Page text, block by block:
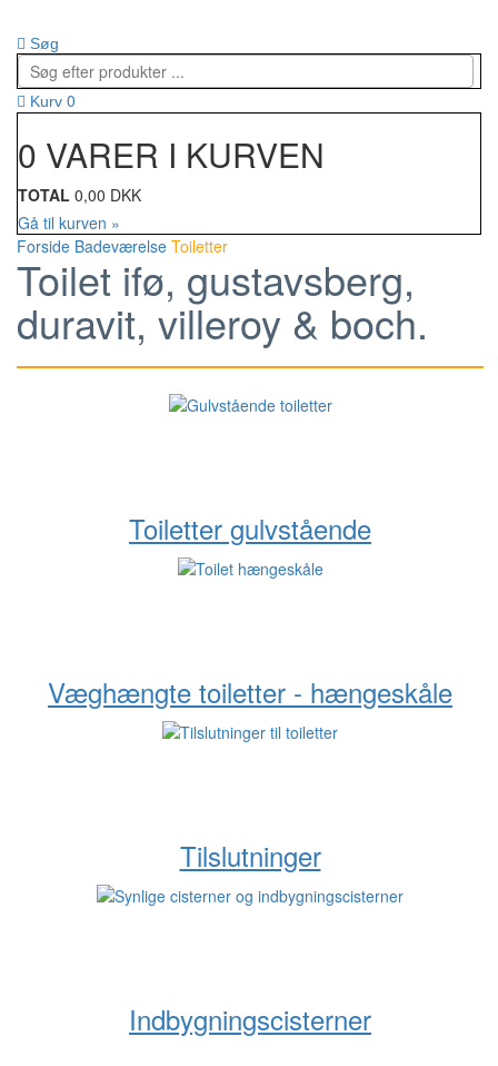
Søg
Kurv 0
0 VARER I KURVEN
TOTAL 0,00 DKK
Gå til kurven »
Forside Badeværelse Toiletter
Toilet ifø, gustavsberg,
duravit, villeroy & boch.
Toiletter gulvstående
Væghængte toiletter - hængeskåle
Tilslutninger
Indbygningscisterner